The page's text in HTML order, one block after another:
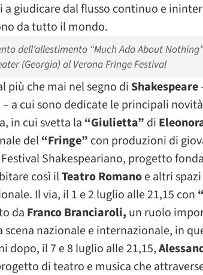
giudicare dal flusso continuo e
da tutto il mondo.
dell’allestimento “Much Ada About
(Georgia) al Verona Fringe Festival
più che mai nel segno di Shakespeare
– a cui sono dedicate le principali
in cui svetta la “Giulietta” di
del“Fringe” con produzioni di
Shakespeariano, progetto
così ilTeatro Romanoe altri
Il via, il 1 e 2 luglio alle 21,15 con
da Franco Branciaroli, un ruolo
nazionale e internazionale, in
dopo, il 7 e 8 luglio alle 21,15,
di teatro e musica che